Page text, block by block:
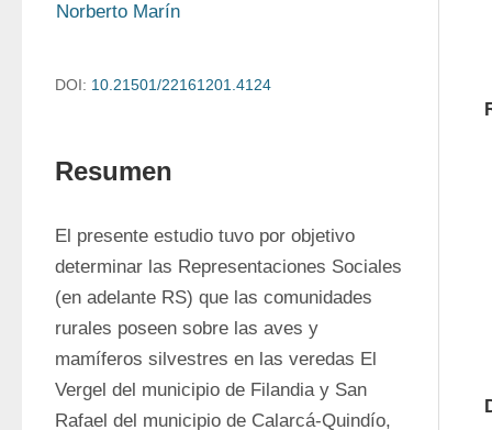
Norberto Marín
DOI: 10.21501/22161201.4124
Resumen
El presente estudio tuvo por objetivo
determinar las Representaciones Sociales
(en adelante RS) que las comunidades
rurales poseen sobre las aves y
mamíferos silvestres en las veredas El
Vergel del municipio de Filandia y San
Rafael del municipio de Calarcá-Quindío,